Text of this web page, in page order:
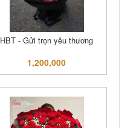
HBT - Gửi trọn yêu thương
1,200,000